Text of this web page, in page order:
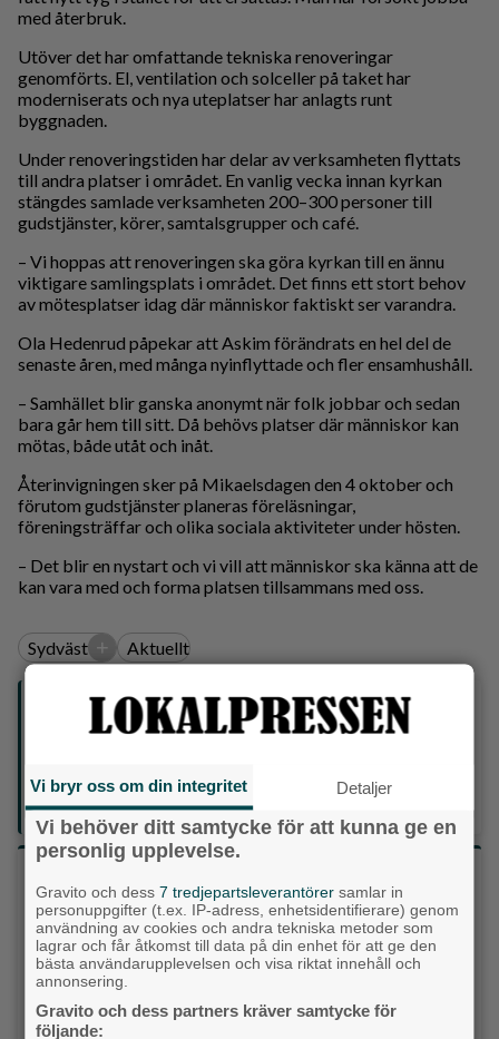
med återbruk.
Utöver det har omfattande tekniska renoveringar
genomförts. El, ventilation och solceller på taket har
moderniserats och nya uteplatser har anlagts runt
byggnaden.
Under renoveringstiden har delar av verksamheten flyttats
till andra platser i området. En vanlig vecka innan kyrkan
stängdes samlade verksamheten 200–300 personer till
gudstjänster, körer, samtalsgrupper och café.
– Vi hoppas att renoveringen ska göra kyrkan till en ännu
viktigare samlingsplats i området. Det finns ett stort behov
av mötesplatser idag där människor faktiskt ser varandra.
Ola Hedenrud påpekar att Askim förändrats en hel del de
senaste åren, med många nyinflyttade och fler ensamhushåll.
– Samhället blir ganska anonymt när folk jobbar och sedan
bara går hem till sitt. Då behövs platser där människor kan
mötas, både utåt och inåt.
Återinvigningen sker på Mikaelsdagen den 4 oktober och
förutom gudstjänster planeras föreläsningar,
föreningsträffar och olika sociala aktiviteter under hösten.
– Det blir en nystart och vi vill att människor ska känna att de
kan vara med och forma platsen tillsammans med oss.
Sydväst + Aktuellt
Följ oss på sociala medier:
GRATIS!
Lokalpressen, på webben, i brevlådan och sociala medier.
idag?
Socialdemokraterna
Moderaterna
Vi bryr oss om din integritet Detaljer
Vi behöver ditt samtycke för att kunna ge en
personlig upplevelse.
Gravito och dess7 tredjepartsleverantörer samlar in
personuppgifter (t.ex. IP-adress, enhetsidentifierare) genom
användning av cookies och andra tekniska metoder som
lagrar och får åtkomst till data på din enhet för att ge den
bästa användarupplevelsen och visa riktat innehåll och
annonsering.
Gravito och dess partners kräver samtycke för
följande: